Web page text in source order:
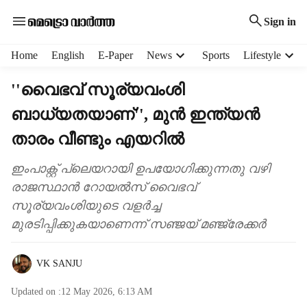
Sign in
Home English E-Paper News Sports Lifestyle
''വൈഭവ് സൂര്യവംശി
ബാധ്യതയാണ്'', മുൻ ഇന്ത്യൻ
താരം വീണ്ടും എയറിൽ
ഇംപാക്റ്റ് പ്ലെയറായി ഉപയോഗിക്കുന്നതു വഴി
രാജസ്ഥാൻ റോയൽസ് വൈഭവ്
സൂര്യവംശിയുടെ വളർച്ച
മുരടിപ്പിക്കുകയാണെന്ന് സഞ്ജയ് മഞ്ജ്രേക്കർ
VK SANJU
Updated on :12 May 2026, 6:13 AM